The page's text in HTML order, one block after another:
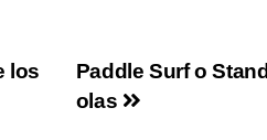
Paddle Surf o
olas
los